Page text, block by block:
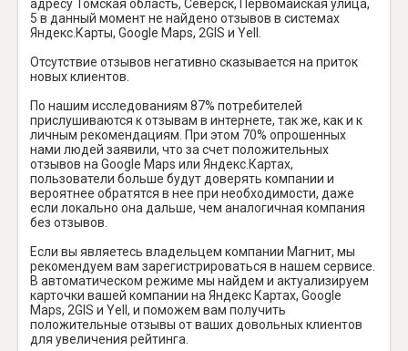
адресу Томская область, Северск, Первомайская улица,
5 в данный момент не найдено отзывов в системах
Яндекс.Карты, Google Maps, 2GIS и Yell.
Отсутствие отзывов негативно сказывается на приток
новых клиентов.
По нашим исследованиям 87% потребителей
прислушиваются к отзывам в интернете, так же, как и к
личным рекомендациям. При этом 70% опрошенных
нами людей заявили, что за счет положительных
отзывов на Google Maps или Яндекс.Картах,
пользователи больше будут доверять компании и
вероятнее обратятся в нее при необходимости, даже
если локально она дальше, чем аналогичная компания
без отзывов.
Если вы являетесь владельцем компании Магнит, мы
рекомендуем вам зарегистрироваться в нашем сервисе.
В автоматическом режиме мы найдем и актуализируем
карточки вашей компании на Яндекс Картах, Google
Maps, 2GIS и Yell, и поможем вам получить
положительные отзывы от ваших довольных клиентов
для увеличения рейтинга.